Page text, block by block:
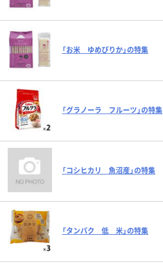
「お米 ゆめぴりか」の特集
「グラノーラ フルーツ」の特集
「コシヒカリ 魚沼産」の特集
「タンパク 低 米」の特集